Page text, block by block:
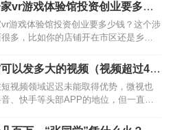
vr游戏体验馆投资创业要多少
游戏体验馆投资创业要多少钱？这个涉
多，比如你的店铺开在市区还是乡
有多大，设备有多少台，以及其他的
起来，就能知道开一家vr游戏体验馆需要
…
以发多大的视频（视频超过40
骤）
视频领域迟迟未能取得优势，微视也
、快手等头部APP的地位，但一直以
跃用户账户达到12.5亿，微信视频号的